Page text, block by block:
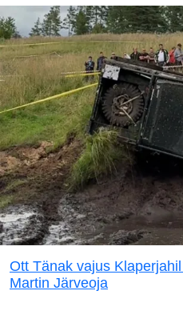
Ott Tänak vajus
Martin Järveoja